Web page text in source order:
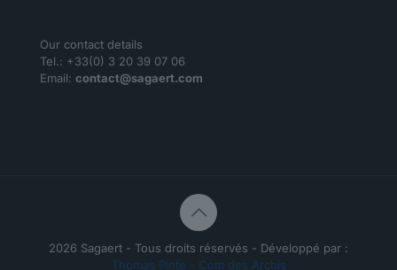
Our contact details
Tel.: +33(0) 3 20 39 07 06
Email: contact@sagaert.com
2026 Sagaert - Tous droits réservés - Développé par :
Thomas Pinte - Com des Archis